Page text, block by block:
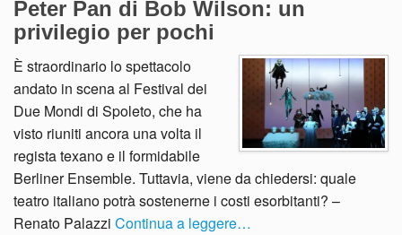
dT in English
Peter Pan di Bob Wilson: un
privilegio per pochi
È straordinario lo spettacolo
andato in scena al Festival dei
Due Mondi di Spoleto, che ha
visto riuniti ancora una volta il
regista texano e il formidabile
Berliner Ensemble. Tuttavia, viene da chiedersi: quale
teatro italiano potrà sostenerne i costi esorbitanti? –
Renato Palazzi Continua a leggere…